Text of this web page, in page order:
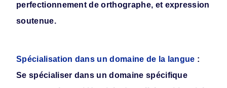
perfectionnement de orthographe, et expression
soutenue.
Spécialisation dans un domaine de la langue :
Se spécialiser dans un domaine spécifique